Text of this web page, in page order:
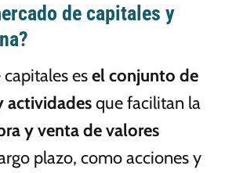
de capitales y
esel conjunto de
actividadesque facilitan la
y venta de valores
plazo, como acciones y